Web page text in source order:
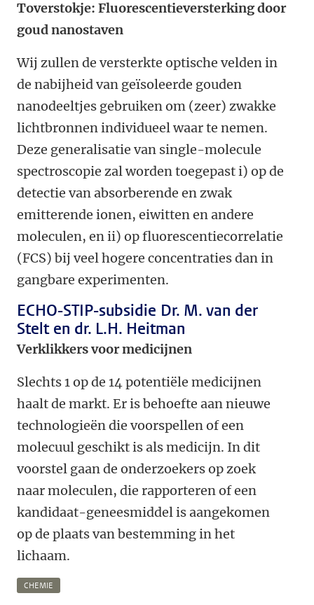
Toverstokje: Fluorescentieversterking door
goud nanostaven
Wij zullen de versterkte optische velden in
de nabijheid van geïsoleerde gouden
nanodeeltjes gebruiken om (zeer) zwakke
lichtbronnen individueel waar te nemen.
Deze generalisatie van single-molecule
spectroscopie zal worden toegepast i) op de
detectie van absorberende en zwak
emitterende ionen, eiwitten en andere
moleculen, en ii) op fluorescentiecorrelatie
(FCS) bij veel hogere concentraties dan in
gangbare experimenten.
ECHO-STIP-subsidie Dr. M. van der
Stelt en dr. L.H. Heitman
Verklikkers voor medicijnen
Slechts 1 op de 14 potentiële medicijnen
haalt de markt. Er is behoefte aan nieuwe
technologieën die voorspellen of een
molecuul geschikt is als medicijn. In dit
voorstel gaan de onderzoekers op zoek
naar moleculen, die rapporteren of een
kandidaat-geneesmiddel is aangekomen
op de plaats van bestemming in het
lichaam.
CHEMIE